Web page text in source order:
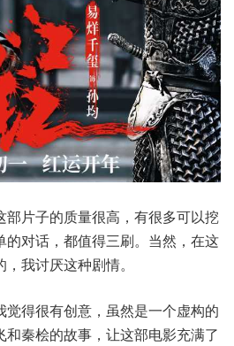
部片子的质量很高，有很多可以挖
的对话，都值得三刷。当然，在这
我讨厌这种剧情。
觉得很有创意，虽然是一个虚构的
秦桧的故事，让这部电影充满了